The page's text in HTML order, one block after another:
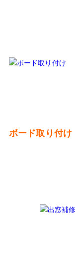
ボード取り付け